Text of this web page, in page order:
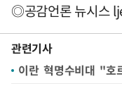
◎공감언론 뉴시스
관련기사
이란 혁명수비대 "